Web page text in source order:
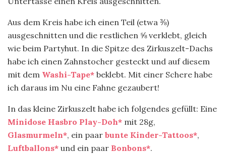
Aus dem Kreis habe ich einen Teil (etwa ⅜)
ausgeschnitten und die restlichen ⅝ verklebt, gleich
wie beim Partyhut. In die Spitze des Zirkuszelt-Dachs
habe ich einen Zahnstocher gesteckt und auf diesem
mit dem Washi-Tape* beklebt. Mit einer Schere habe
ich daraus im Nu eine Fahne gezaubert!
In das kleine Zirkuszelt habe ich folgendes gefüllt: Eine
Minidose Hasbro Play-Doh* mit 28g,
Glasmurmeln*, ein paar bunte Kinder-Tattoos*,
Luftballons* und ein paar Bonbons*.